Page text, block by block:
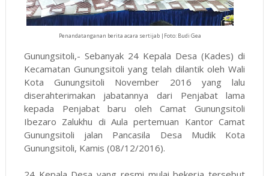
Penandatanganan berita acara sertijab |Foto: Budi Gea
Gunungsitoli,- Sebanyak 24 Kepala Desa (Kades) di
Kecamatan Gunungsitoli yang telah dilantik oleh Wali
Kota Gunungsitoli November 2016 yang lalu
diserahterimakan jabatannya dari Penjabat lama
kepada Penjabat baru oleh Camat Gunungsitoli
Ibezaro Zalukhu di Aula pertemuan Kantor Camat
Gunungsitoli jalan Pancasila Desa Mudik Kota
Gunungsitoli, Kamis (08/12/2016).